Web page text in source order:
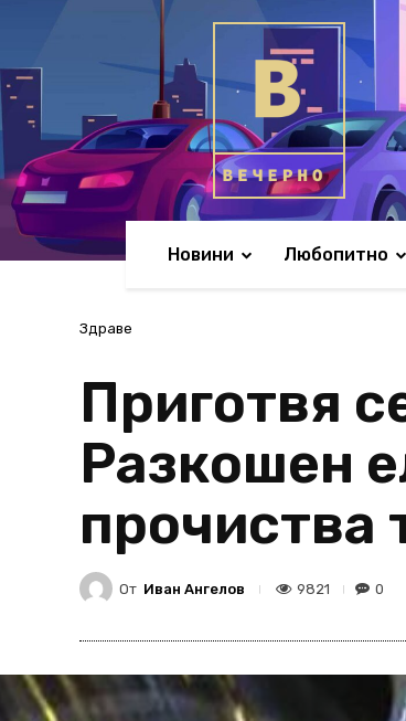
Новини Любопитно
Здраве
Приготвя
Разкошен
прочиства
От Иван Ангелов 9821 0